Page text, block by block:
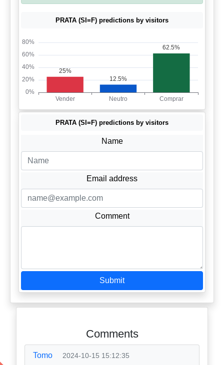
PRATA (SI=F) predictions by visitors
PRATA (SI=F) predictions by visitors
Name
Email address
Comment
Submit
Comments
Tomo 2024-10-15 15:12:35